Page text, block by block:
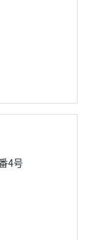
4号